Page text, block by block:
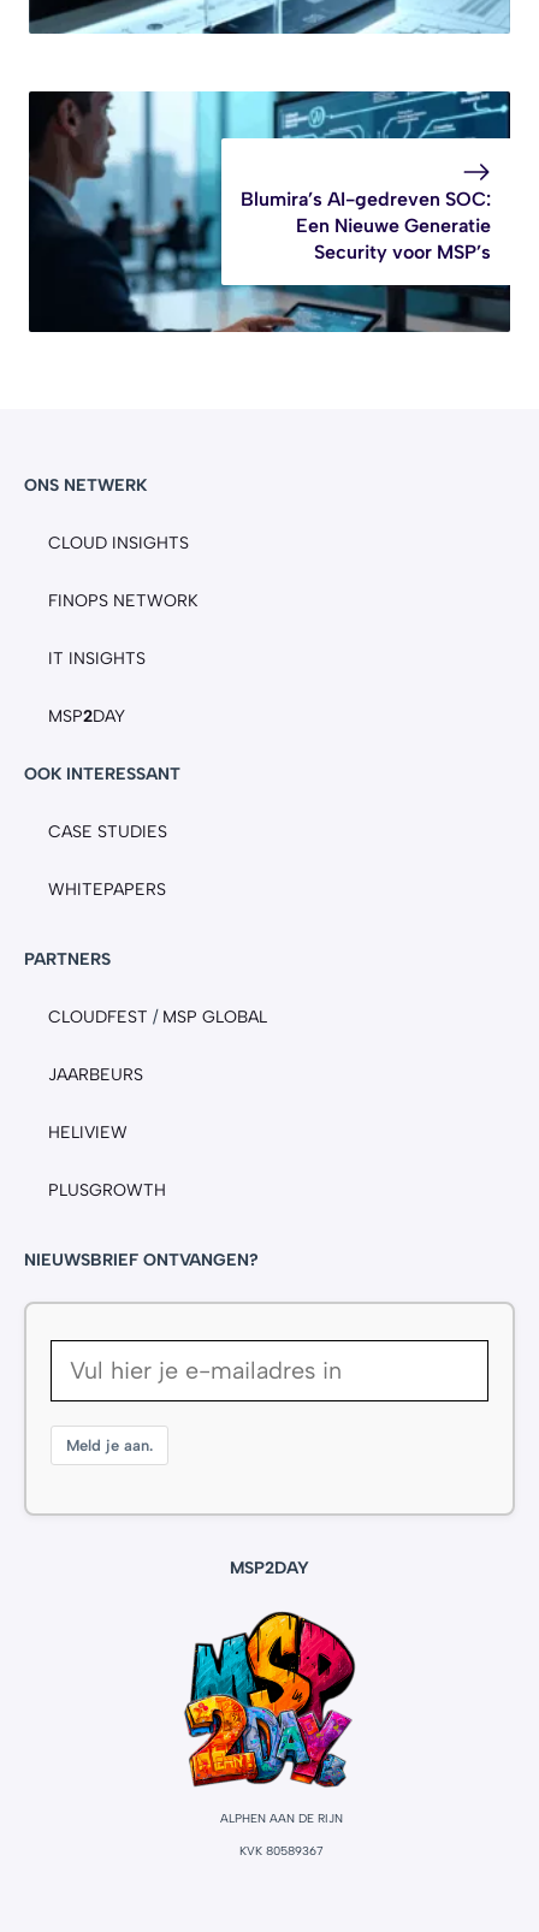
Blumira’s AI-gedreven SOC:
Een Nieuwe Generatie
Security voor MSP’s
ONS NETWERK
CLOUD INSIGHTS
FINOPS NETWORK
IT INSIGHTS
MSP2DAY
OOK INTERESSANT
CASE STUDIES
WHITEPAPERS
PARTNERS
CLOUDFEST / MSP GLOBAL
JAARBEURS
HELIVIEW
PLUSGROWTH
NIEUWSBRIEF ONTVANGEN?
Meld je aan.
MSP2DAY
ALPHEN AAN DE RIJN
KVK 80589367